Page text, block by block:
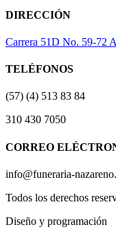
DIRECCIÓN
Carrera 51D No. 59-72
TELÉFONOS
(57) (4) 513 83 84
310 430 7050
CORREO
info@funeraria-
Todos los derechos
Diseño y programación